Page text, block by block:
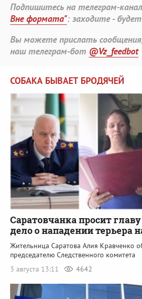
Подпишитесь на телеграм-канал
Вне формата": заходите -
Вы можете прислать
наш телеграм-бот @Vz_feedbot
СОБАКА БЫВАЕТ БРОДЯЧЕЙ
Саратовчанка просит
дело о нападении терьера
Жительница Саратова Алия Кравченко
председателю Следственного комитета
3 августа 13:11
4642